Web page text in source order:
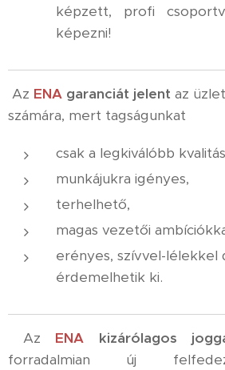
képzett, profi
képezni!
Az ENA garanciát jelent az
számára, mert tagságunkat
csak a legkiválóbb
munkájukra igényes,
terhelhető,
magas vezetői
erényes, szívvel-
érdemelhetik ki.
Az ENA kizárólagos
forradalmian új